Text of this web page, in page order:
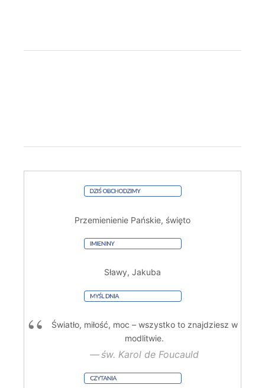
Przemienienie Pańskie, święto
Sławy, Jakuba
Światło, miłość, moc – wszystko to znajdziesz w
modlitwie.
św. Karol de Foucauld